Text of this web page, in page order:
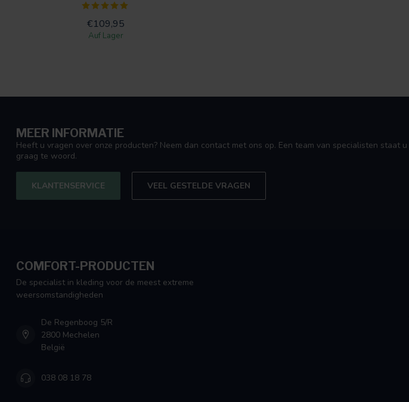
€109,95
Auf Lager
MEER INFORMATIE
Heeft u vragen over onze producten? Neem dan contact met ons op. Een team van specialisten staat u
graag te woord.
KLANTENSERVICE VEEL GESTELDE VRAGEN
COMFORT-PRODUCTEN
De specialist in kleding voor de meest extreme
weersomstandigheden
De Regenboog 5/R
2800 Mechelen
België
038 08 18 78